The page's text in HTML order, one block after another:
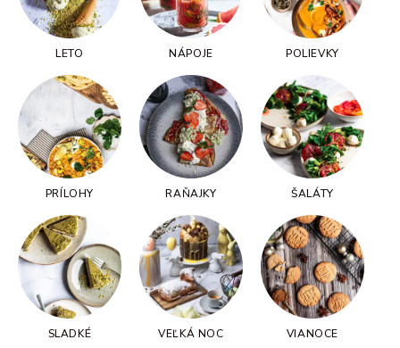
LETO NÁPOJE POLIEVKY
PRÍLOHY RAŇAJKY ŠALÁTY
SLADKÉ VEĽKÁ NOC VIANOCE